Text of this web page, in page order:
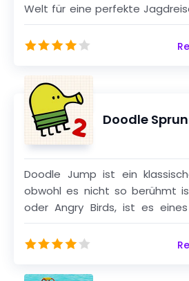
Welt für eine perfekte
Nordamerikas und
Doodle
Doodle Jump ist ein
obwohl es nicht so berühmt
oder Angry Birds, ist es eines
Minispiele.